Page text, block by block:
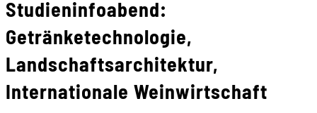
Studieninfoabend:
Getränketechnologie,
Landschaftsarchitektur,
Internationale Weinwirtschaft